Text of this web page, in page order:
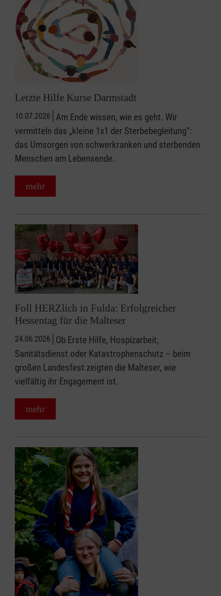
Letzte Hilfe Kurse Darmstadt
10.07.2026 Am Ende wissen, wie es geht. Wir
vermitteln das „kleine 1x1 der Sterbebegleitung“:
das Umsorgen von schwerkranken und sterbenden
Menschen am Lebensende.
mehr
Foll HERZlich in Fulda: Erfolgreicher
Hessentag für die Malteser
24.06.2026 Ob Erste Hilfe, Hospizarbeit,
Sanitätsdienst oder Katastrophenschutz – beim
großen Landesfest zeigten die Malteser, wie
vielfältig ihr Engagement ist.
mehr